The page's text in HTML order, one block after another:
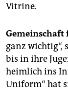
Vitrine.
Gemeinschaft
ganz wichtig“,
bis in ihre
heimlich ins
Uniform“ hat